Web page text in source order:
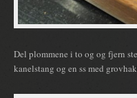
Del plommene i to og og fjern
kanelstang og en ss med